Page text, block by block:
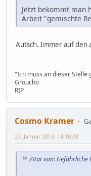
Jetzt bekommt man
Arbeit "gemischte
Autsch. Immer auf den
"Ich muss an dieser Stelle
Groucho
RIP
Cosmo Kramer
27. Januar 2013, 14:16:08
Zitat von: Gefährliche